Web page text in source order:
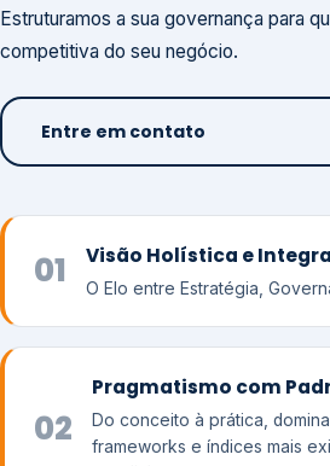
Estruturamos a sua governança para
competitiva do seu negócio.
Entre em contato
01 Visão Holística e
O Elo entre Estratégia,
02
Pragmatismo com
Do conceito à prática,
frameworks e índices mais